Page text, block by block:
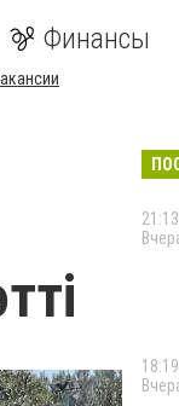
Финансы
21:13
18:19